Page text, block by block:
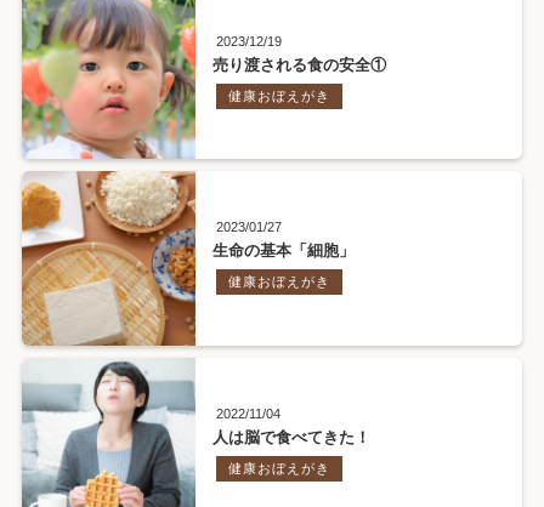
2023/12/19
売り渡される食の安全①
健康おぼえがき
2023/01/27
生命の基本「細胞」
健康おぼえがき
2022/11/04
人は脳で食べてきた！
健康おぼえがき